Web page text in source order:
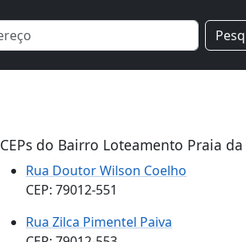
CEPs do Bairro Loteamento Praia da
Rua Doutor Wilson Coelho
CEP: 79012-551
Rua Zilca Pimentel Paiva